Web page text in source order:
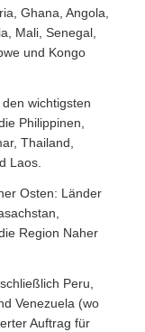
Ghana, Angola,
Mali, Senegal,
und Kongo
wichtigsten
Philippinen,
Thailand,
Laos.
Osten: Länder
Region Naher
Peru,
Venezuela (wo
Auftrag für